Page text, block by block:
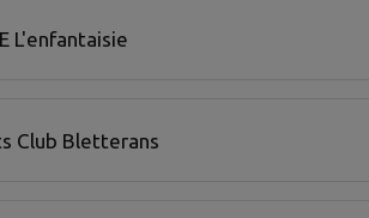
L'enfantaisie
Club Bletterans